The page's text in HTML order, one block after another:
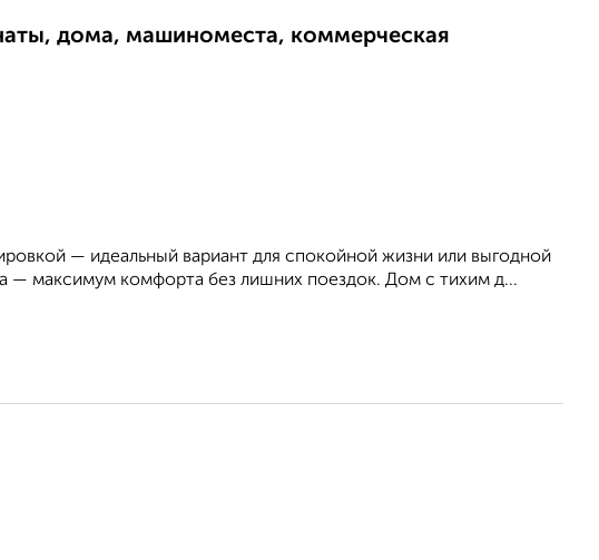
дома, машиноместа, коммерческая
— идеальный вариант для спокойной жизни или выгодной
— максимум комфорта без лишних поездок. Дом с тихим д...